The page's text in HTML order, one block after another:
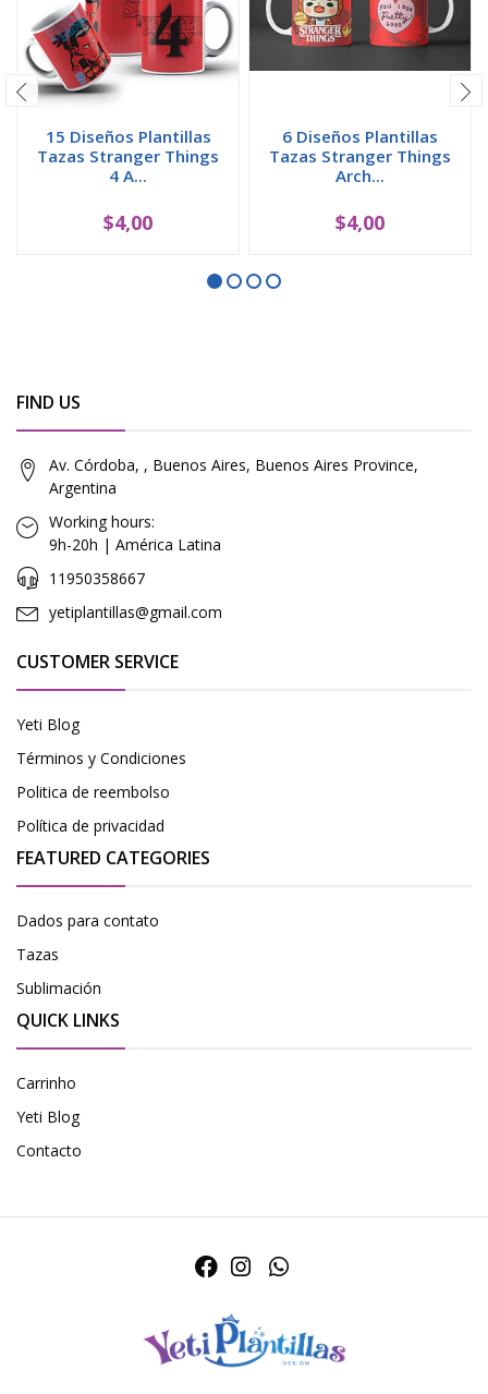
15 Diseños Plantillas
Tazas Stranger Things
4 A...
$4,00
6 Diseños Plantillas
Tazas Stranger Things
Arch...
$4,00
FIND US
Av. Córdoba, , Buenos Aires, Buenos Aires Province,
Argentina
Working hours:
9h-20h | América Latina
11950358667
yetiplantillas@gmail.com
CUSTOMER SERVICE
Yeti Blog
Términos y Condiciones
Politica de reembolso
Política de privacidad
FEATURED CATEGORIES
Dados para contato
Tazas
Sublimación
QUICK LINKS
Carrinho
Yeti Blog
Contacto